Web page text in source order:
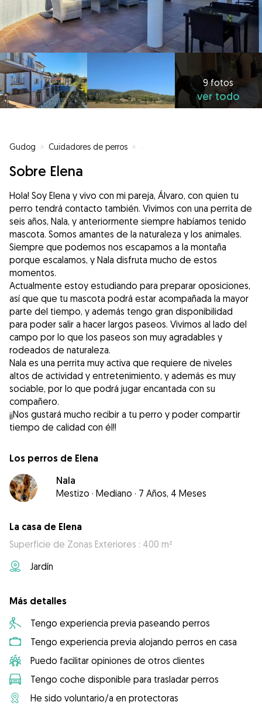
9 fotos
ver todo
Gudog » Cuidadores de perros » Cuidadores de perros en
Sobre Elena
Hola! Soy Elena y vivo con mi pareja, Álvaro, con quien tu
perro tendrá contacto también. Vivimos con una perrita de
seis años, Nala, y anteriormente siempre habíamos tenido
mascota. Somos amantes de la naturaleza y los animales.
Siempre que podemos nos escapamos a la montaña
porque escalamos, y Nala disfruta mucho de estos
momentos.
Actualmente estoy estudiando para preparar oposiciones,
así que que tu mascota podrá estar acompañada la mayor
parte del tiempo, y además tengo gran disponibilidad
para poder salir a hacer largos paseos. Vivimos al lado del
campo por lo que los paseos son muy agradables y
rodeados de naturaleza.
Nala es una perrita muy activa que requiere de niveles
altos de actividad y entretenimiento, y además es muy
sociable, por lo que podrá jugar encantada con su
compañero.
¡¡Nos gustará mucho recibir a tu perro y poder compartir
tiempo de calidad con él!!
Los perros de Elena
Nala
Mestizo · Mediano · 7 Años, 4 Meses
La casa de Elena
Superficie de Zonas Exteriores : 400 m²
Jardín
Más detalles
Tengo experiencia previa paseando perros
Tengo experiencia previa alojando perros en casa
Puedo facilitar opiniones de otros clientes
Tengo coche disponible para trasladar perros
He sido voluntario/a en protectoras